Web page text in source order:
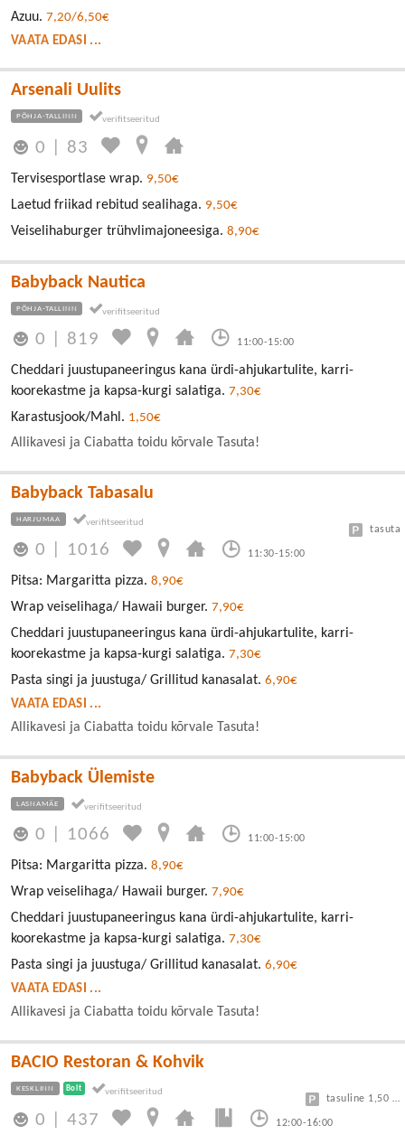
Azuu. 7,20/6,50€
VAATA EDASI ...
Arsenali Uulits
PÕHJA-TALLINN
0 83
Tervisesportlase wrap. 9,50€
Laetud friikad rebitud sealihaga. 9,50€
Veiselihaburger trühvlimajoneesiga. 8,90€
Babyback Nautica
PÕHJA-TALLINN
0 819 11:00-15:00
Cheddari juustupaneeringus kana ürdi-ahjukartulite, karri-
koorekastme ja kapsa-kurgi salatiga. 7,30€
Karastusjook/Mahl. 1,50€
Allikavesi ja Ciabatta toidu kõrvale Tasuta!
Babyback Tabasalu
HARJUMAA
0 1016 11:30-15:00
tasuta
Pitsa: Margaritta pizza. 8,90€
Wrap veiselihaga/ Hawaii burger. 7,90€
Cheddari juustupaneeringus kana ürdi-ahjukartulite, karri-
koorekastme ja kapsa-kurgi salatiga. 7,30€
Pasta singi ja juustuga/ Grillitud kanasalat. 6,90€
VAATA EDASI ...
Allikavesi ja Ciabatta toidu kõrvale Tasuta!
Babyback Ülemiste
LASNAMÄE
0 1066 11:00-15:00
Pitsa: Margaritta pizza. 8,90€
Wrap veiselihaga/ Hawaii burger. 7,90€
Cheddari juustupaneeringus kana ürdi-ahjukartulite, karri-
koorekastme ja kapsa-kurgi salatiga. 7,30€
Pasta singi ja juustuga/ Grillitud kanasalat. 6,90€
VAATA EDASI ...
Allikavesi ja Ciabatta toidu kõrvale Tasuta!
BACIO Restoran & Kohvik
KESKLINN Bolt
0 |437 12:00-16:00
tasuline 1,50 eur/h